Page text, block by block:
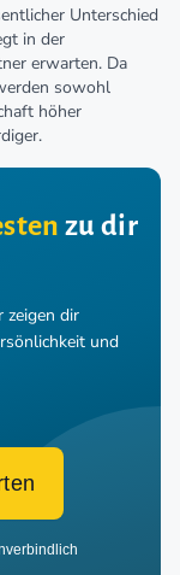
Unterschied
in der
erwarten. Da
sowohl
höher
zu dir
zeigen dir
und